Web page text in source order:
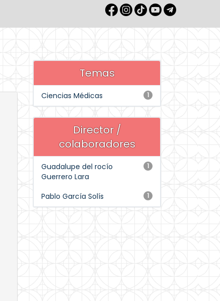
Temas
1
Ciencias Médicas
Director /
colaboradores
1
Guadalupe del rocío
Guerrero Lara
1
Pablo García Solís